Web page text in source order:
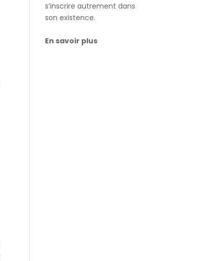
s’inscrire autrement dans
son existence.
En savoir plus